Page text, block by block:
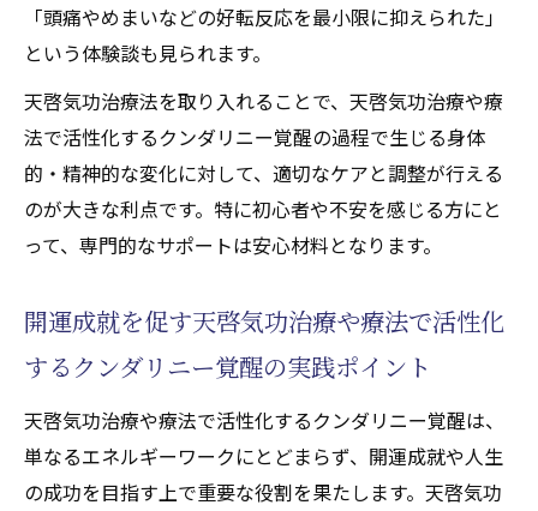
「頭痛やめまいなどの好転反応を最小限に抑えられた」
という体験談も見られます。
天啓気功治療法を取り入れることで、天啓気功治療や療
法で活性化するクンダリニー覚醒の過程で生じる身体
的・精神的な変化に対して、適切なケアと調整が行える
のが大きな利点です。特に初心者や不安を感じる方にと
って、専門的なサポートは安心材料となります。
開運成就を促す天啓気功治療や療法で活性化
するクンダリニー覚醒の実践ポイント
天啓気功治療や療法で活性化するクンダリニー覚醒は、
単なるエネルギーワークにとどまらず、開運成就や人生
の成功を目指す上で重要な役割を果たします。天啓気功